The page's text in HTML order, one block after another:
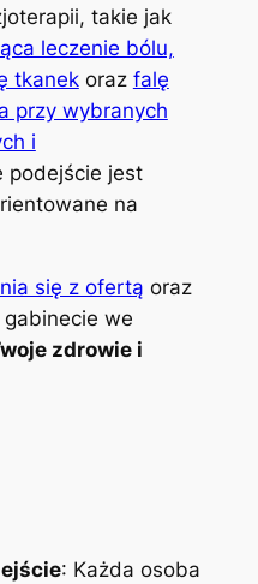
takie jak
leczenie bólu,
tkanekoraz falę
przy wybranych
i
podejście jest
na
się z ofertą oraz
we
zdrowie i
: Każda osoba